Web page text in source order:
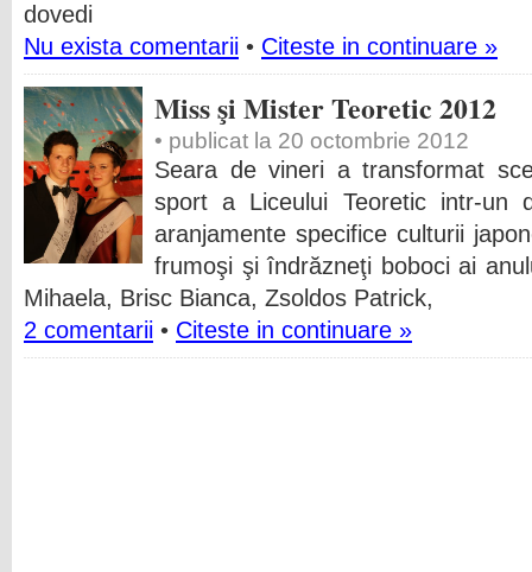
dovedi
Nu exista comentarii • Citeste in continuare »
Miss şi Mister Teoretic 2012
• publicat la 20 octombrie 2012
Seara de vineri a transformat
sport a Liceului Teoretic intr-un
aranjamente specifice culturii
frumoşi şi îndrăzneţi boboci ai
Mihaela, Brisc Bianca, Zsoldos Patrick,
2 comentarii • Citeste in continuare »